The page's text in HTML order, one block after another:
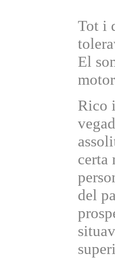
Tot i
El
Rico
certa
del